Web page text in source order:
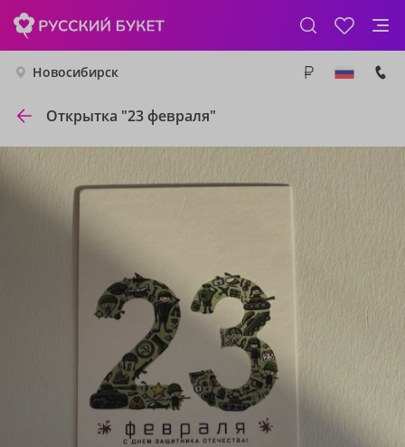
Новосибирск
Открытка "23 февраля"